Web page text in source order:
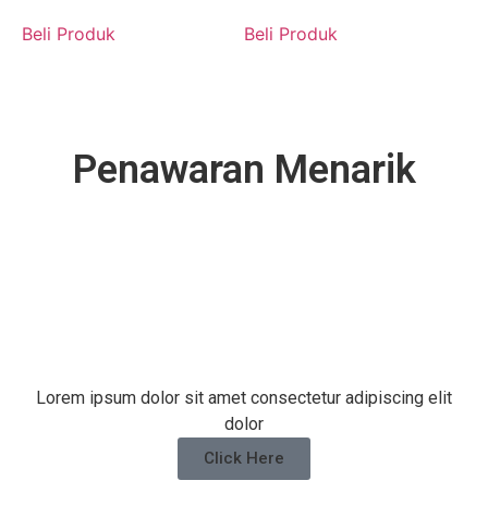
Penawaran Menarik
Lorem ipsum dolor sit amet consectetur adipiscing elit
dolor
Click Here
Beli Produk Beli Produk